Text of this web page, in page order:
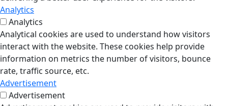
Analytics
Analytics
Analytical cookies are used to understand how visitors
interact with the website. These cookies help provide
information on metrics the number of visitors, bounce
rate, traffic source, etc.
Advertisement
Advertisement